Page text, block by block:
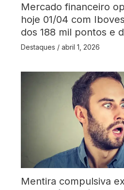
Mercado financeiro
hoje 01/04 com
dos 188 mil pontos e
Destaques / abril 1, 2026
Mentira compulsiva